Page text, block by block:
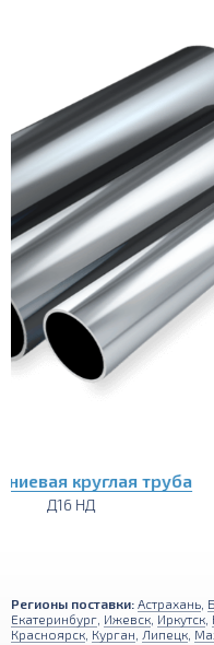
Регионы поставки: Астрахань
Екатеринбург Ижевск Иркутск
Красноярск Курган Липецк